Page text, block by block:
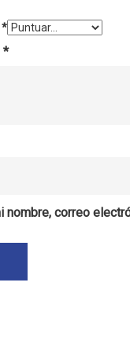
*
*
nombre, correo